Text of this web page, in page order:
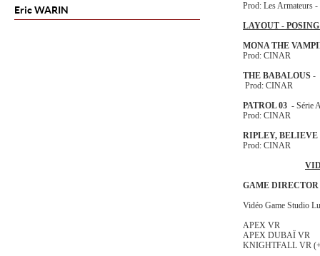
EricWARIN
Prod: Les Armateurs -
LAYOUT -
MONA THE
Prod: CINAR
THE BABALOUS -
Prod: CINAR
PATROL 03 - Série
Prod: CINAR
RIPLEY, BELIEVE
Prod: CINAR
GAME DIRECTOR
Vidéo Game Studio
APEX VR
APEX DUBAÏ VR
KNIGHTFALL VR